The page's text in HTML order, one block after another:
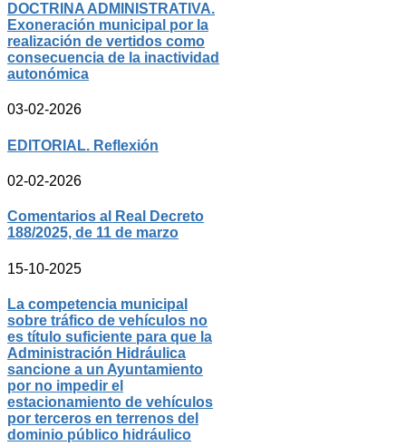
DOCTRINA ADMINISTRATIVA.
Exoneración municipal por la
realización de vertidos como
consecuencia de la inactividad
autonómica
03-02-2026
EDITORIAL. Reflexión
02-02-2026
Comentarios al Real Decreto
188/2025, de 11 de marzo
15-10-2025
La competencia municipal
sobre tráfico de vehículos no
es título suficiente para que la
Administración Hidráulica
sancione a un Ayuntamiento
por no impedir el
estacionamiento de vehículos
por terceros en terrenos del
dominio público hidráulico